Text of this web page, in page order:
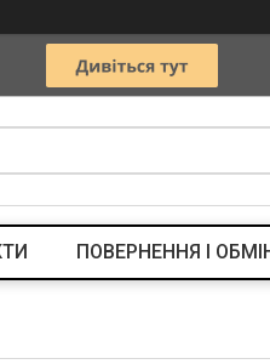
ПОВЕРНЕННЯ І